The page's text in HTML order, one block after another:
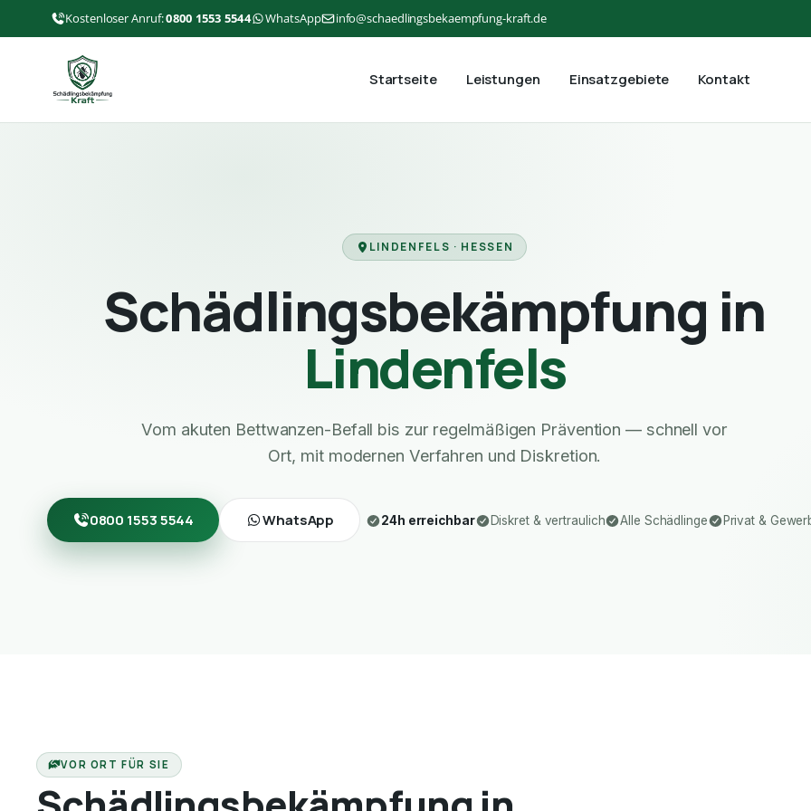
Kostenloser Anruf:0800 1553 5544 WhatsApp info@schaedlingsbekaempfung-kraft.de
Startseite Leistungen Einsatzgebiete Kontakt
LINDENFELS · HESSEN
Schädlingsbekämpfung in
Lindenfels
Vom akuten Bettwanzen-Befall bis zur regelmäßigen Prävention — schnell vor
Ort, mit modernen Verfahren und Diskretion.
0800 1553 5544 WhatsApp 24h erreichbar Diskret & vertraulich Alle Schädlinge Privat &
VOR ORT FÜR SIE